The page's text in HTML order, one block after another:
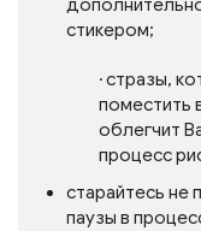
стикером;
· стразы,
поместить
облегчит
процесс
старайтесь не
паузы в